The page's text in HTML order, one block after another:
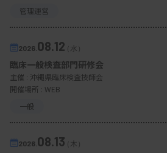
管理運営
2026. 08.12（水）
臨床一般検査部門研修会
主催 : 沖縄県臨床検査技師会
開催場所 : WEB
一般
2026. 08.13（木）